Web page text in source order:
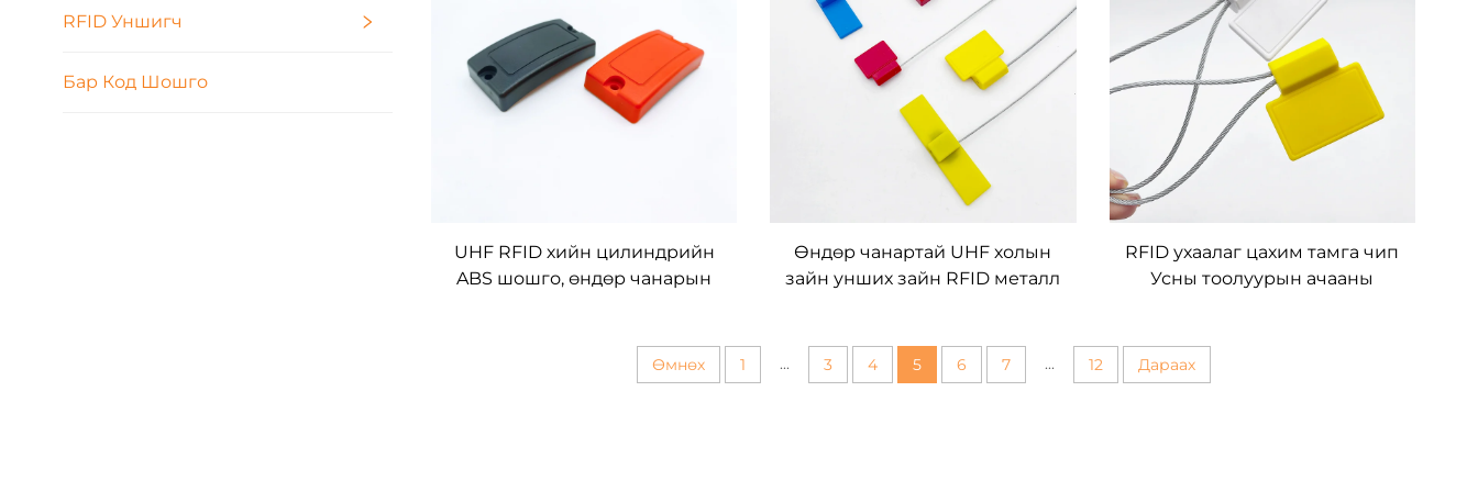
RFID Уншигч
Бар Код Шошго
UHF RFID хийн цилиндрийн
ABS шошго, өндөр чанарын
ашиглалтын бүртгэлийн
менежментэд зориулсан
Өндөр чанартай UHF холын
зайн унших зайн RFID металл
ухаалаг шошго
RFID ухаалаг цахим тамга чип
Усны тоолуурын ачааны
Өмнөх 1 ... 3 4 5 6 7 ... 12 Дараах